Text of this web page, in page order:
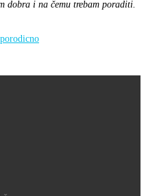
dobra i na čemu trebam poraditi.
porodicno